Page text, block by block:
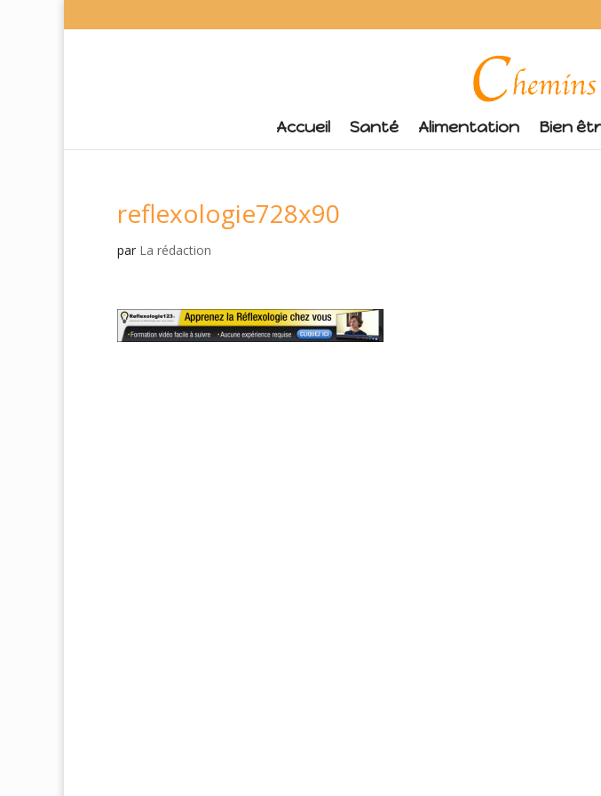
Accueil Santé Alimentation Bien
reflexologie728x90
par La rédaction